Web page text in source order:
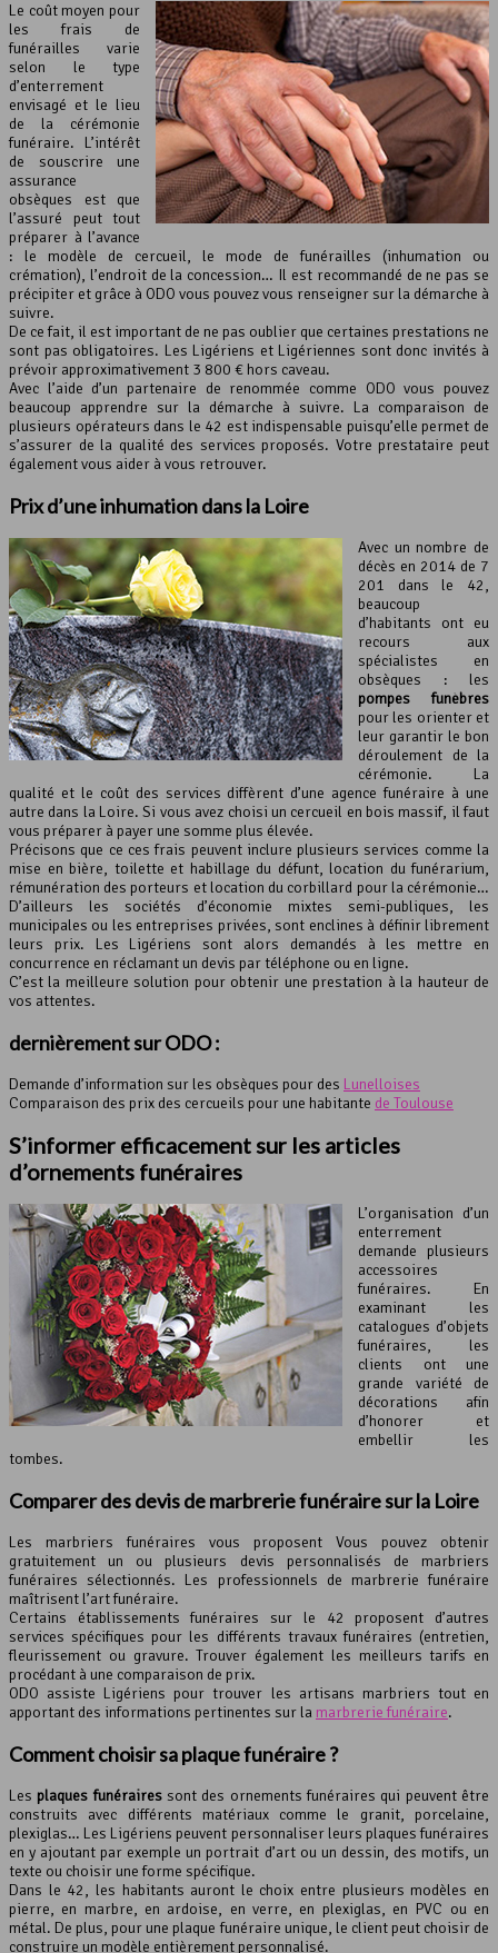
Le coût moyen pour
les frais de
funérailles varie
selon le type
d’enterrement
envisagé et le lieu
de la cérémonie
funéraire. L’intérêt
de souscrire une
assurance
obsèques est que
l’assuré peut tout
préparer à l’avance
: le modèle de cercueil, le mode de funérailles (inhumation ou
crémation), l’endroit de la concession… Il est recommandé de ne pas se
précipiter et grâce à ODO vous pouvez vous renseigner sur la démarche à
suivre.
De ce fait, il est important de ne pas oublier que certaines prestations ne
sont pas obligatoires. Les Ligériens et Ligériennes sont donc invités à
prévoir approximativement 3 800 € hors caveau.
Avec l’aide d’un partenaire de renommée comme ODO vous pouvez
beaucoup apprendre sur la démarche à suivre. La comparaison de
plusieurs opérateurs dans le 42 est indispensable puisqu’elle permet de
s’assurer de la qualité des services proposés. Votre prestataire peut
également vous aider à vous retrouver.
Prix d’une inhumation dans la Loire
Avec un nombre de
décès en 2014 de 7
201 dans le 42,
beaucoup
d’habitants ont eu
recours aux
spécialistes en
obsèques : les
pompes funèbres
pour les orienter et
leur garantir le bon
déroulement de la
cérémonie. La
qualité et le coût des services diffèrent d’une agence funéraire à une
autre dans la Loire. Si vous avez choisi un cercueil en bois massif, il faut
vous préparer à payer une somme plus élevée.
Précisons que ce ces frais peuvent inclure plusieurs services comme la
mise en bière, toilette et habillage du défunt, location du funérarium,
rémunération des porteurs et location du corbillard pour la cérémonie…
D’ailleurs les sociétés d’économie mixtes semi-publiques, les
municipales ou les entreprises privées, sont enclines à définir librement
leurs prix. Les Ligériens sont alors demandés à les mettre en
concurrence en réclamant un devis par téléphone ou en ligne.
C’est la meilleure solution pour obtenir une prestation à la hauteur de
vos attentes.
dernièrement sur ODO :
Demande d’information sur les obsèques pour des Lunelloises
Comparaison des prix des cercueils pour une habitante de Toulouse
S’informer efficacement sur les articles
d’ornements funéraires
L’organisation d’un
enterrement
demande plusieurs
accessoires
funéraires. En
examinant les
catalogues d’objets
funéraires, les
clients ont une
grande variété de
décorations afin
d’honorer et
embellir les
tombes.
Comparer des devis de marbrerie funéraire sur la Loire
Les marbriers funéraires vous proposent Vous pouvez obtenir
gratuitement un ou plusieurs devis personnalisés de marbriers
funéraires sélectionnés. Les professionnels de marbrerie funéraire
maîtrisent l’art funéraire.
Certains établissements funéraires sur le 42 proposent d’autres
services spécifiques pour les différents travaux funéraires (entretien,
fleurissement ou gravure. Trouver également les meilleurs tarifs en
procédant à une comparaison de prix.
ODO assiste Ligériens pour trouver les artisans marbriers tout en
apportant des informations pertinentes sur la marbrerie funéraire.
Comment choisir saplaque funéraire?
Les plaques funérairessont des ornements funéraires qui peuvent être
construits avec différents matériaux comme le granit, porcelaine,
plexiglas… Les Ligériens peuvent personnaliser leurs plaques funéraires
en y ajoutant par exemple un portrait d’art ou un dessin, des motifs, un
texte ou choisir une forme spécifique.
Dans le 42, les habitants auront le choix entre plusieurs modèles en
pierre, en marbre, en ardoise, en verre, en plexiglas, en PVC ou en
métal. De plus, pour une plaque funéraire unique, le client peut choisir de
construire un modèle entièrement personnalisé.